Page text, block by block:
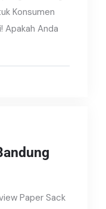
Konsumen
Apakah Anda
Paper Sack